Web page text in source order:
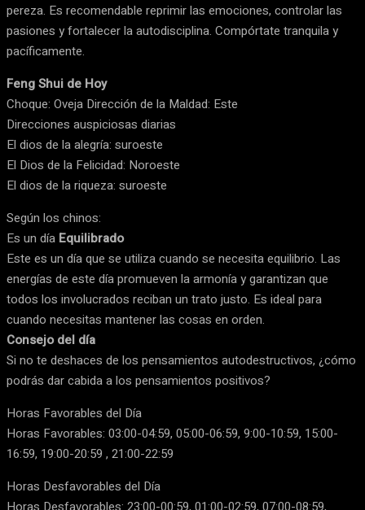
pereza. Es recomendable reprimir las emociones, controlar las
pasiones y fortalecer la autodisciplina. Compórtate tranquila y
pacíficamente.
Feng Shui de Hoy
Choque: Oveja Dirección de la Maldad: Este
Direcciones auspiciosas diarias
El dios de la alegría: suroeste
El Dios de la Felicidad: Noroeste
El dios de la riqueza: suroeste
Según los chinos:
Es un día Equilibrado
Este es un día que se utiliza cuando se necesita equilibrio. Las
energías de este día promueven la armonía y garantizan que
todos los involucrados reciban un trato justo. Es ideal para
cuando necesitas mantener las cosas en orden.
Consejo del día
Si no te deshaces de los pensamientos autodestructivos, ¿cómo
podrás dar cabida a los pensamientos positivos?
Horas Favorables del Día
Horas Favorables: 03:00-04:59, 05:00-06:59, 9:00-10:59, 15:00-
16:59, 19:00-20:59 , 21:00-22:59
Horas Desfavorables del Día